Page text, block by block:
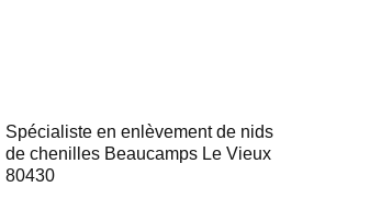
Spécialiste en enlèvement de nids
de chenilles Beaucamps Le Vieux
80430